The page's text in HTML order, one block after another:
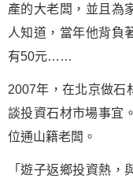
產的大老闆，並且為
人知道，當年他背負
有50元……
2007年，在北京做石
談投資石材市場事宜
位通山籍老闆。
「遊子返鄉投資熱